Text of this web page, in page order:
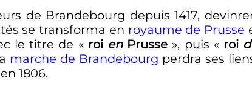
de Brandebourg depuis 1417,
se transforma en royaume de Prusse
le titre de « roi enPrusse », puis « roi
marche de Brandebourg perdra ses
1806.